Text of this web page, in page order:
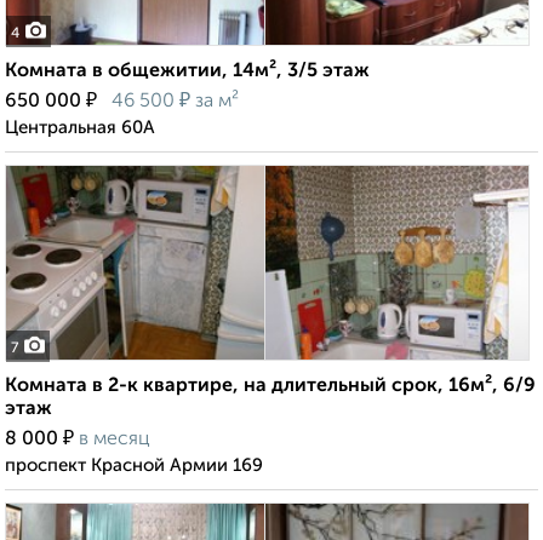
4
Комната в общежитии, 14м², 3/5 этаж
650 000 ₽ 46 500 ₽ за м²
Центральная 60А
7
Комната в 2-к квартире, на длительный срок, 16м², 6/9
этаж
8 000 ₽ в месяц
проспект Красной Армии 169